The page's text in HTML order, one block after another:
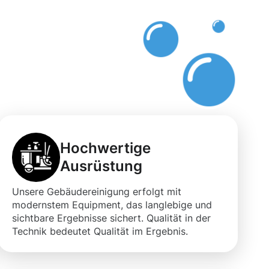
Hochwertige
Ausrüstung
Unsere Gebäudereinigung erfolgt mit
modernstem Equipment, das langlebige und
sichtbare Ergebnisse sichert. Qualität in der
Technik bedeutet Qualität im Ergebnis.